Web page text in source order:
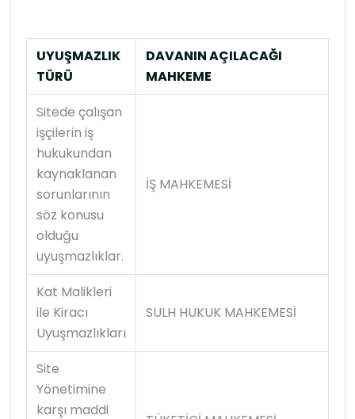
UYUŞMAZLIK
TÜRÜ
DAVANIN AÇILACAĞI
MAHKEME
Sitede çalışan
işçilerin iş
hukukundan
kaynaklanan
sorunlarının
söz konusu
olduğu
uyuşmazlıklar.
İŞ MAHKEMESİ
Kat Malikleri
ile Kiracı
Uyuşmazlıkları
SULH HUKUK MAHKEMESİ
Site
Yönetimine
karşı maddi